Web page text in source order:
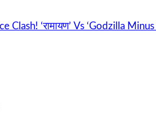
‘रामायण’ Vs ‘Godzilla